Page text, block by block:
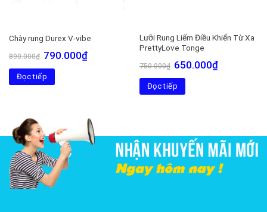
Chày rung Durex V-vibe
890.000₫ Giá
gốc
là:
890.000₫.
790.000₫Giá
Đọc tiếp
Lưỡi Rung Liếm Điều Khiển Từ Xa
PrettyLove Tonge
750.000₫ Giá
gốc
là:
750.000₫.
650.000₫Giá
Đọc tiếp